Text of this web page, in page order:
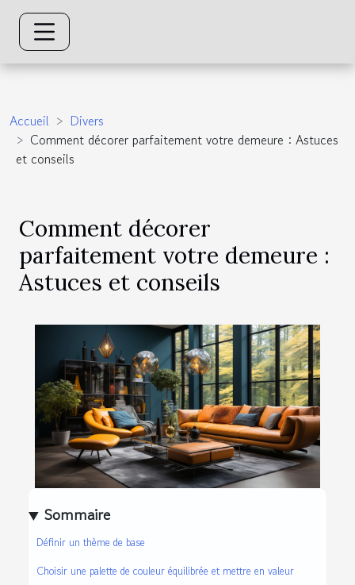
Accueil
Divers
Comment décorer parfaitement votre demeure : Astuces
et conseils
Comment décorer
parfaitement votre demeure :
Astuces et conseils
Sommaire
Définir un thème de base
Choisir une palette de couleur équilibrée et mettre en valeur